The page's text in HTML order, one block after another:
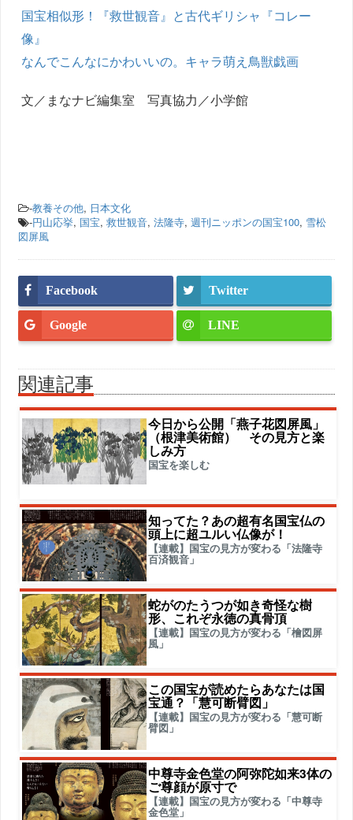
国宝相似形！『救世観音』と古代ギリシャ『コレー
像』
なんでこんなにかわいいの。キャラ萌え鳥獣戯画
文／まなナビ編集室 写真協力／小学館
-教養その他, 日本文化
-円山応挙, 国宝,救世観音,法隆寺,週刊ニッポンの国宝100, 雪松
図屏風
Facebook Twitter
Google LINE
関連記事
今日から公開「燕子花図屏風」
（根津美術館） その見方と楽
しみ方
国宝を楽しむ
知ってた？あの超有名国宝仏の
頭上に超ユルい仏像が！
【連載】国宝の見方が変わる「法隆寺
百済観音」
蛇がのたうつが如き奇怪な樹
形、これぞ永徳の真骨頂
【連載】国宝の見方が変わる「檜図屏
風」
この国宝が読めたらあなたは国
宝通？「慧可断臂図」
【連載】国宝の見方が変わる「慧可断
臂図」
中尊寺金色堂の阿弥陀如来3体の
ご尊顔が原寸で
【連載】国宝の見方が変わる「中尊寺
金色堂」